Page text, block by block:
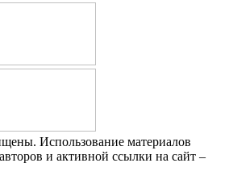
Использование материалов
авторов и активной ссылки на сайт –